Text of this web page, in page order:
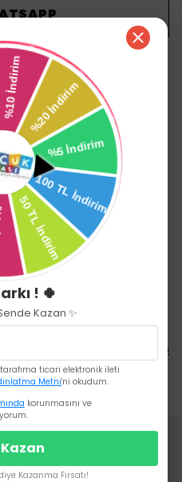
Bebek Arabasi
Üstün Manevra ve konfor sunar
Yorum Yap
! 🍀
Kazan ✨
ticari elektronik ileti
Metni'ni okudum.
korunmasını ve
Kazanma Fırsatı!